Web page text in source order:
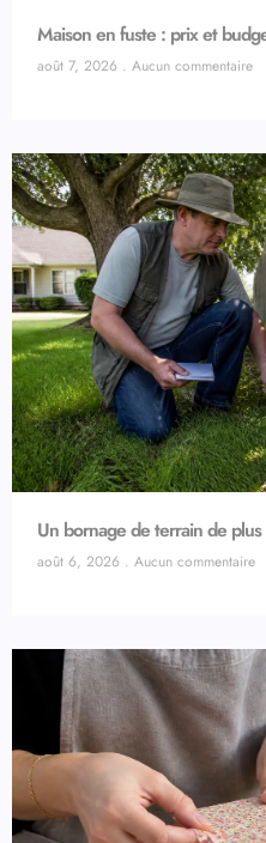
Maison en fuste : prix et
août 7, 2026 Aucun commentaire
Un bornage de terrain de
août 6, 2026 Aucun commentaire